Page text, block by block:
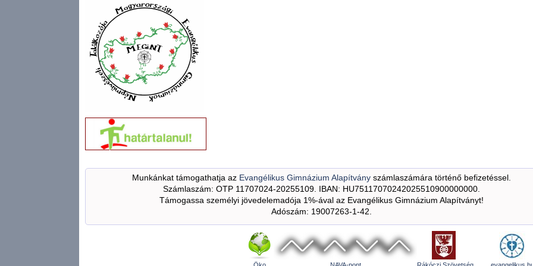
Munkánkat támogathatja az Evangélikus Gimnázium Alapítványszámlaszámára történő befizetéssel.
Számlaszám: OTP 11707024-20255109. IBAN: HU75117070242025510900000000.
Támogassa személyi jövedelemadója 1%-ával az Evangélikus Gimnázium Alapítványt!
Adószám: 19007263-1-42.